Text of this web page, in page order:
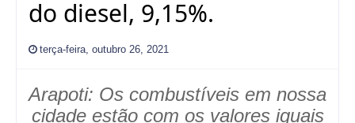
do diesel, 9,15%.
terça-feira, outubro 26, 2021
Arapoti: Os combustíveis em nossa
cidade estão com os valores iguais